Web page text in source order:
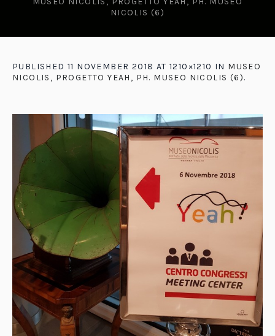
NICOLIS (6)
PUBLISHED 11 NOVEMBER 2018 AT 1210×1210 IN MUSEO
NICOLIS, PROGETTO YEAH, PH. MUSEO NICOLIS (6).